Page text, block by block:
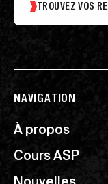
TROUVEZ VOS
NAVIGATION
À propos
Cours ASP